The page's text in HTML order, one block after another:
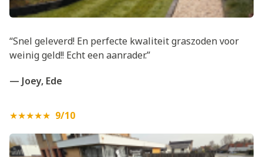
“Snel geleverd! En perfecte kwaliteit graszoden voor
weinig geld!! Echt een aanrader.”
— Joey, Ede
★★★★★ 9/10